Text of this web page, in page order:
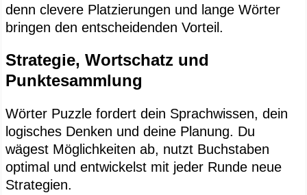
denn clevere Platzierungen und lange Wörter
bringen den entscheidenden Vorteil.
Strategie, Wortschatz und
Punktesammlung
Wörter Puzzle fordert dein Sprachwissen, dein
logisches Denken und deine Planung. Du
wägest Möglichkeiten ab, nutzt Buchstaben
optimal und entwickelst mit jeder Runde neue
Strategien.